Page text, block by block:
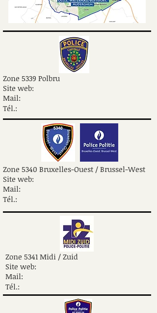
Zone 5339 Polbru
Site web:
Mail:
Tél.:
Zone 5340 Bruxelles-Ouest / Brussel-West
Site web:
Mail:
Tél.:
Zone 5341 Midi / Zuid
Site web:
Mail:
Tél.: